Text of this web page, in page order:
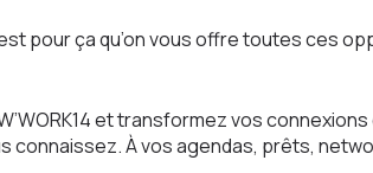
pour ça qu’on vous offre toutes
et transformez vos
connaissez. À vos agendas, prêts,